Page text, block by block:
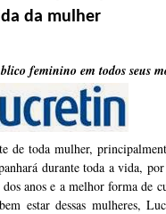
da mulher
feminino em todos seus
de toda mulher,
durante toda a vida,
anos e a melhor forma de
estar dessas mulheres,